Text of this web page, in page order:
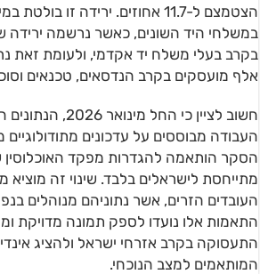
הצטמצם ל-11.7 אחוזים. ירידה זו
אלף מועסקים בקרב הנדסאים, טכנאים
חשוב לציין כי החל
העבודה מבוססים על עדכונים מתודולוגיים
מתייחסת לישראלים בלבד. שינוי זה מוציא
העובדים הזרים, אשר נתוניהם מנוהלים
התאמות אלו נועדו לספק תמונה מדויקת
התעסוקה בקרב אזרחי ישראל ולהציג
המותאמים למצב הנוכחי.